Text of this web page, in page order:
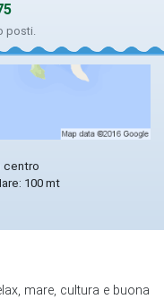
posti.
centro
100 mt
mare, cultura e buona